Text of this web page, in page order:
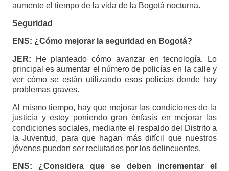
aumente el tiempo de la vida de la Bogotá nocturna.
Seguridad
ENS: ¿Cómo mejorar la seguridad en Bogotá?
JER: He planteado cómo avanzar en tecnología. Lo
principal es aumentar el número de policías en la calle y
ver cómo se están utilizando esos policías donde hay
problemas graves.
Al mismo tiempo, hay que mejorar las condiciones de la
justicia y estoy poniendo gran énfasis en mejorar las
condiciones sociales, mediante el respaldo del Distrito a
la Juventud, para que hagan más difícil que nuestros
jóvenes puedan ser reclutados por los delincuentes.
ENS: ¿Considera que se deben incrementar el